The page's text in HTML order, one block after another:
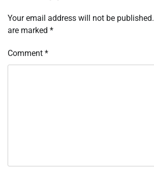
Your email address will not be published.
are marked *
Comment *